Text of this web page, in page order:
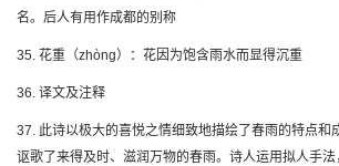
名。后人有用作成都的别称
35. 花重（zhòng）：花因为饱含雨水而显得沉重
36. 译文及注释
37. 此诗以极大的喜悦之情细致地描绘了春雨的特点和
讴歌了来得及时、滋润万物的春雨。诗人运用拟人手